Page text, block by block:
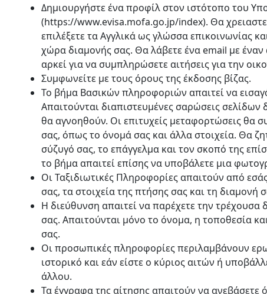
Δημιουργήστε ένα προφίλ στον ιστότοπο του
(https://www.evisa.mofa.go.jp/index). Θα
επιλέξετε τα Αγγλικά ως γλώσσα επικοινωνίας
χώρα διαμονής σας. Θα λάβετε ένα email με
αρκεί για να συμπληρώσετε αιτήσεις για την
Συμφωνείτε με τους όρους της έκδοσης βίζας.
Το βήμα Βασικών πληροφοριών απαιτεί να
Απαιτούνται διαπιστευμένες σαρώσεις
θα αγνοηθούν. Οι επιτυχείς μεταφορτώσεις θα
σας, όπως το όνομά σας και άλλα στοιχεία. Θα
σύζυγό σας, το επάγγελμα και τον σκοπό της
το βήμα απαιτεί επίσης να υποβάλετε μια
Οι Ταξιδιωτικές Πληροφορίες απαιτούν από
σας, τα στοιχεία της πτήσης σας και τη διαμονή
Η διεύθυνση απαιτεί να παρέχετε την τρέχουσα
σας. Απαιτούνται μόνο το όνομα, η τοποθεσία
σας.
Οι προσωπικές πληροφορίες περιλαμβάνουν
ιστορικό και εάν είστε ο κύριος αιτών ή
άλλου.
Τα έγγραφα της αίτησης απαιτούν να ανεβάσετε